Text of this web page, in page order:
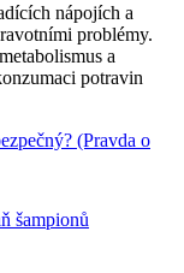
nápojích a
problémy.
a
potravin
(Pravda o